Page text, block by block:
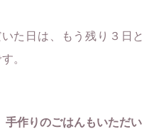
た日は、もう残り３日と
。
手作りのごはんもいただい